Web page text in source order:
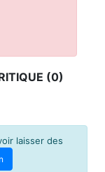
(0)
laisser des